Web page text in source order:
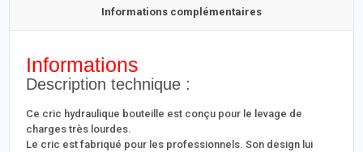
Informations complémentaires
Informations
Description technique :
Ce cric hydraulique bouteille est conçu pour le levage de
charges très lourdes.
Le cric est fabriqué pour les professionnels. Son design lui